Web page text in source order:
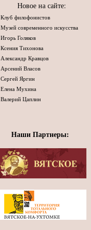
Новое на сайте:
Клуб филофонистов
Музей современного искусства
Игорь Голяков
Ксения Тихонова
Александр Кравцов
Арсений Власов
Сергей Яргин
Елена Мухина
Валерий Цаплин
Наши Партнеры: